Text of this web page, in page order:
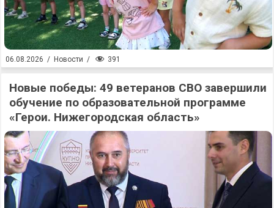
06.08.2026 / Новости / 391
Новые победы: 49 ветеранов СВО завершили
обучение по образовательной программе
«Герои. Нижегородская область»